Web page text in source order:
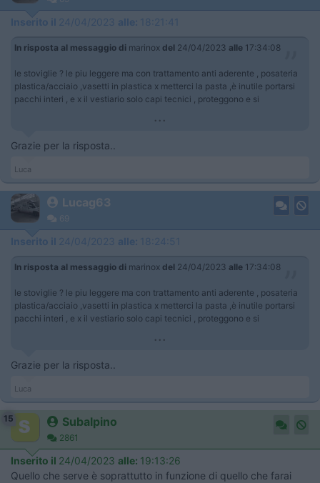
Inserito il 24/04/2023 alle: 18:21:41
In risposta al messaggio di marinox del 24/04/2023 alle 17:34:08
le stoviglie ? le piu leggere ma con trattamento anti aderente , posateria
plastica/acciaio ,vasetti in plastica x metterci la pasta ,è inutile portarsi
pacchi interi , e x il vestiario solo capi tecnici , proteggono e si
...
Grazie per la risposta..
Luca
Lucag63
69
Inserito il 24/04/2023 alle: 18:24:51
In risposta al messaggio di marinox del 24/04/2023 alle 17:34:08
le stoviglie ? le piu leggere ma con trattamento anti aderente , posateria
plastica/acciaio ,vasetti in plastica x metterci la pasta ,è inutile portarsi
pacchi interi , e x il vestiario solo capi tecnici , proteggono e si
...
Grazie per la risposta..
Luca
15 Subalpino
2861
Inserito il 24/04/2023 alle: 19:13:26
Quello che serve è soprattutto in funzione di quello che farai